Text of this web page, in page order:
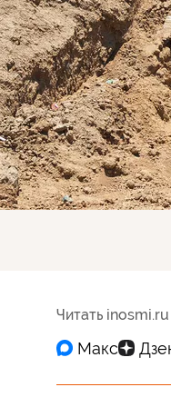
Читать inosmi.ru